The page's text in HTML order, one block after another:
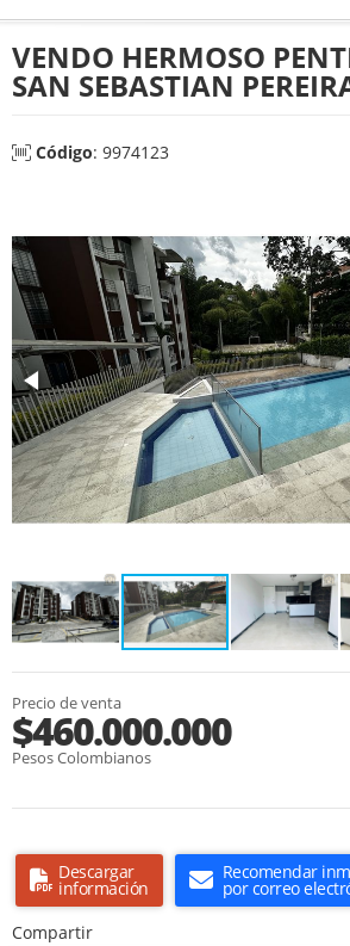
VENDO HERMOSO
SAN SEBASTIAN
Código: 9974123
Precio de venta
$460.000.000
Pesos Colombianos
Descargar
información
Recomendar
por correo
Compartir